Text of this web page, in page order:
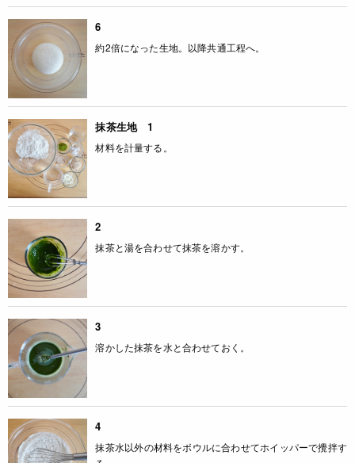
6
約2倍になった生地。以降共通工程へ。
抹茶生地 1
材料を計量する。
2
抹茶と湯を合わせて抹茶を溶かす。
3
溶かした抹茶を水と合わせておく。
4
抹茶水以外の材料をボウルに合わせてホイッパーで攪拌す